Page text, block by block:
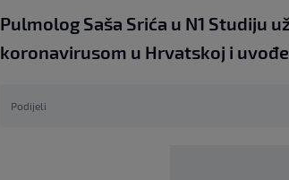
Pulmolog Saša Srića u N1 Studiju
koronavirusom u Hrvatskoj i
Podijeli